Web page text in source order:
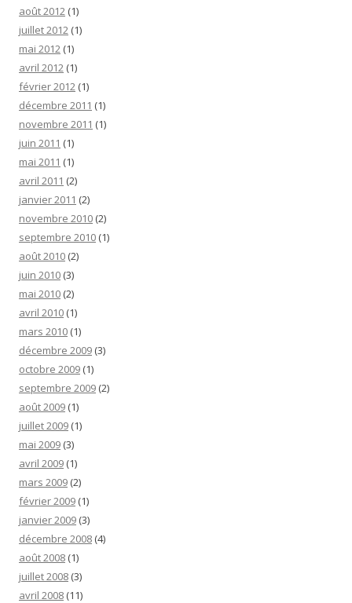
août 2012 (1)
juillet 2012 (1)
mai 2012 (1)
avril 2012 (1)
février 2012 (1)
décembre 2011 (1)
novembre 2011 (1)
juin 2011 (1)
mai 2011 (1)
avril 2011 (2)
janvier 2011 (2)
novembre 2010 (2)
septembre 2010 (1)
août 2010 (2)
juin 2010 (3)
mai 2010 (2)
avril 2010 (1)
mars 2010 (1)
décembre 2009 (3)
octobre 2009 (1)
septembre 2009 (2)
août 2009 (1)
juillet 2009 (1)
mai 2009 (3)
avril 2009 (1)
mars 2009 (2)
février 2009 (1)
janvier 2009 (3)
décembre 2008 (4)
août 2008 (1)
juillet 2008 (3)
avril 2008 (11)